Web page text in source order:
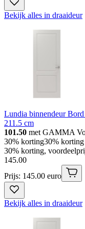
Bekijk alles in draaideur
Lundia binnendeur
211.5 cm
101.50 met GAMMA
30% korting30% korting
30% korting,
145.00
Prijs: 145.00 euro
Bekijk alles in draaideur